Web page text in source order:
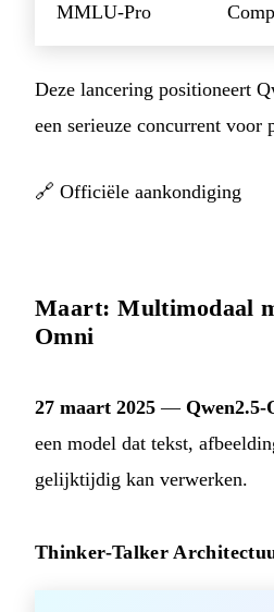
MMLU-Pro
Deze lancering positioneert
een serieuze concurrent voor
🔗 Officiële aankondiging
Maart: Multimodaal
Omni
27 maart 2025 — Qwen2.5-
een model dat tekst,
gelijktijdig kan verwerken.
Thinker-Talker